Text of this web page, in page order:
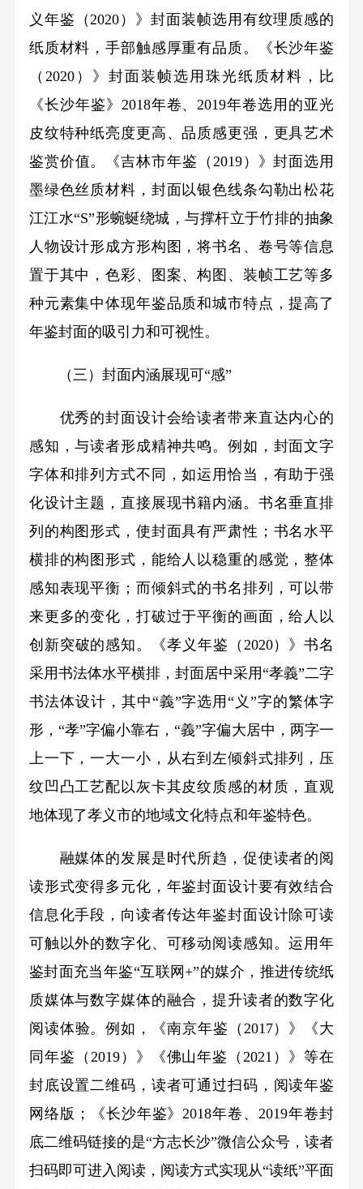
义年鉴（2020）》封面装帧选用有纹理质感的
纸质材料，手部触感厚重有品质。《长沙年鉴
（2020）》封面装帧选用珠光纸质材料，比
《长沙年鉴》2018年卷、2019年卷选用的亚光
皮纹特种纸亮度更高、品质感更强，更具艺术
鉴赏价值。《吉林市年鉴（2019）》封面选用
墨绿色丝质材料，封面以银色线条勾勒出松花
江江水“S”形蜿蜒绕城，与撑杆立于竹排的抽象
人物设计形成方形构图，将书名、卷号等信息
置于其中，色彩、图案、构图、装帧工艺等多
种元素集中体现年鉴品质和城市特点，提高了
年鉴封面的吸引力和可视性。
（三）封面内涵展现可“感”
优秀的封面设计会给读者带来直达内心的
感知，与读者形成精神共鸣。例如，封面文字
字体和排列方式不同，如运用恰当，有助于强
化设计主题，直接展现书籍内涵。书名垂直排
列的构图形式，使封面具有严肃性；书名水平
横排的构图形式，能给人以稳重的感觉，整体
感知表现平衡；而倾斜式的书名排列，可以带
来更多的变化，打破过于平衡的画面，给人以
创新突破的感知。《孝义年鉴（2020）》书名
采用书法体水平横排，封面居中采用“孝義”二字
书法体设计，其中“義”字选用“义”字的繁体字
形，“孝”字偏小靠右，“義”字偏大居中，两字一
上一下，一大一小，从右到左倾斜式排列，压
纹凹凸工艺配以灰卡其皮纹质感的材质，直观
地体现了孝义市的地域文化特点和年鉴特色。
融媒体的发展是时代所趋，促使读者的阅
读形式变得多元化，年鉴封面设计要有效结合
信息化手段，向读者传达年鉴封面设计除可读
可触以外的数字化、可移动阅读感知。运用年
鉴封面充当年鉴“互联网+”的媒介，推进传统纸
质媒体与数字媒体的融合，提升读者的数字化
阅读体验。例如，《南京年鉴（2017）》《大
同年鉴（2019）》《佛山年鉴（2021）》等在
封底设置二维码，读者可通过扫码，阅读年鉴
网络版；《长沙年鉴》2018年卷、2019年卷封
底二维码链接的是“方志长沙”微信公众号，读者
扫码即可进入阅读，阅读方式实现从“读纸”平面